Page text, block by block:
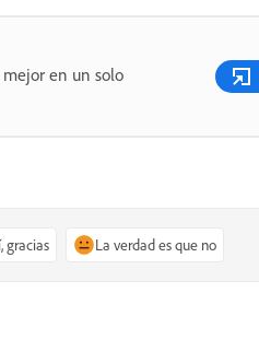
en un solo
gracias La verdad es que no